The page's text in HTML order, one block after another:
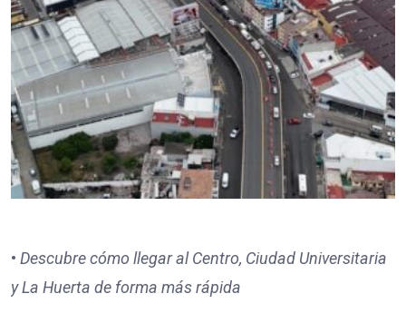
• Descubre cómo llegar al Centro, Ciudad Universitaria
y La Huerta de forma más rápida